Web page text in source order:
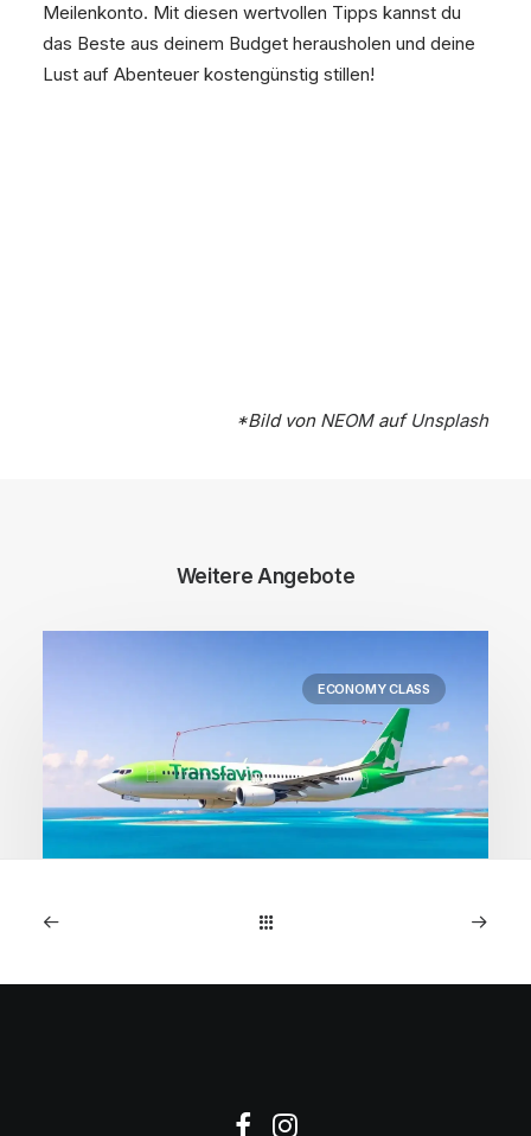
Meilenkonto. Mit diesen wertvollen Tipps kannst du
das Beste aus deinem Budget herausholen und deine
Lust auf Abenteuer kostengünstig stillen!
*Bild von NEOMauf Unsplash
Weitere Angebote
ECONOMY CLASS
1. Mai 2026